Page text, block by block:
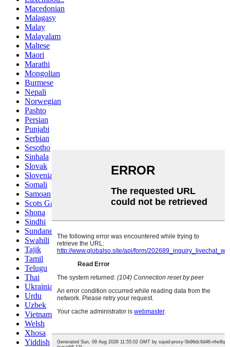
Macedonian
Malagasy
Malay
Malayalam
Maltese
Maori
Marathi
Mongolian
Burmese
Nepali
Norwegian
Pashto
Persian
Punjabi
Serbian
Sesotho
Sinhala
Slovak
Slovenian
Somali
Samoan
Scots Gaelic
Shona
Sindhi
Sundanese
Swahili
Tajik
Tamil
Telugu
Thai
Ukrainian
Urdu
Uzbek
Vietnamese
Welsh
Xhosa
Yiddish